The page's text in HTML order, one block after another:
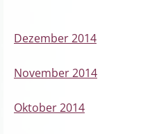
Dezember 2014
November 2014
Oktober 2014